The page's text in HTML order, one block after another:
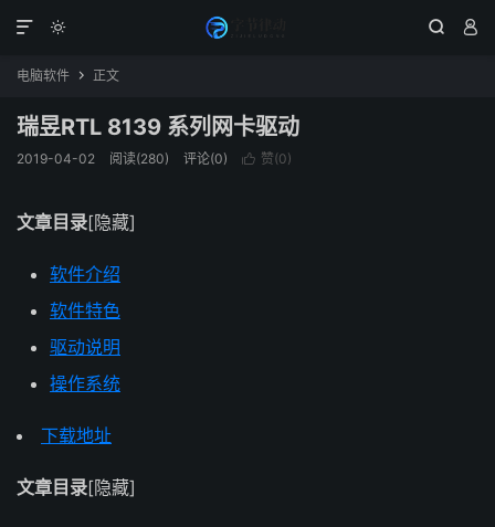
  

电脑软件  正文
瑞昱RTL 8139 系列网卡驱动
2019-04-02 阅读(280) 评论(0)  赞(0)
文章目录[隐藏]
软件介绍
软件特色
驱动说明
操作系统
下载地址
文章目录[隐藏]